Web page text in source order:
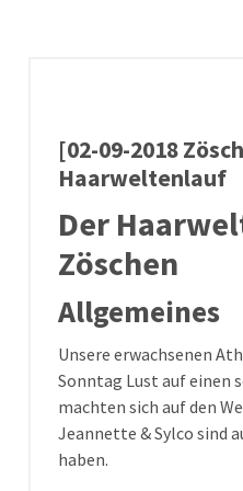
[02-09-2018
Haarweltenlauf
Der
Zöschen
Allgemeines
Unsere erwachsenen
Sonntag Lust auf einen
machten sich auf den
Jeannette & Sylco sind
haben.